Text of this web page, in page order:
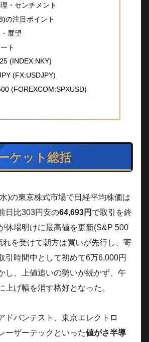
・センチメント
の注目ポイント
展望
ト
(INDEX:NKY)
(FX:USDJPY)
(FOREXCOM:SPXUSD)
ケット総括
)の東京株式市場で日経平均株価は
日比303円安の64,693円 で取引を終
休場明けに最高値を更新(S&P 500
れを受けて朝方は買いが先行し、寄
引時間中として初めて6万6,000円
し、上値追いの勢いが続かず、午
上げ幅を消す格好となった。
ドバンテスト、東京エレクトロ
ーザーテックといった値がさ半導